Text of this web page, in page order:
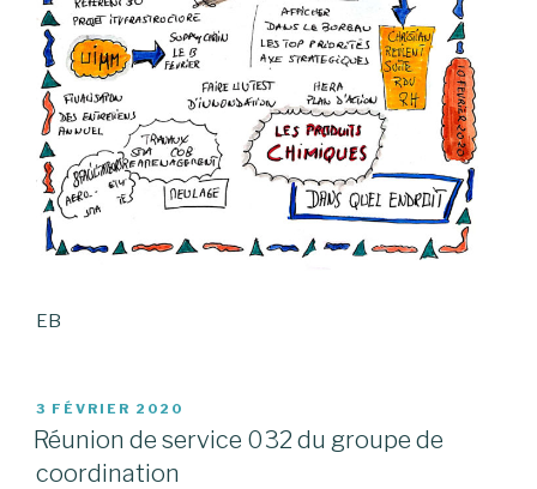
EB
PUBLIÉ
LE
3 FÉVRIER 2020
Réunion de service 032 du groupe de
coordination